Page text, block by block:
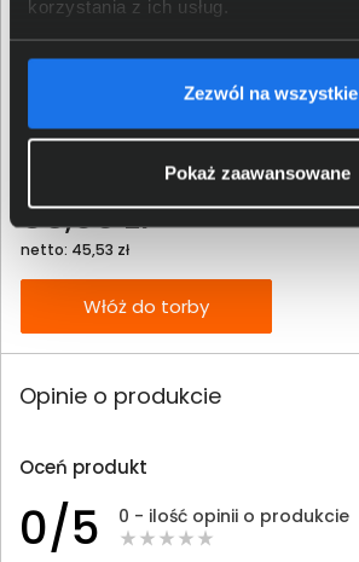
korzystania z ich usług.
Zezwól na wszystkie
Pokaż zaawansowane
56,00 zł
netto: 45,53 zł
Włóż do torby
Opinie o produkcie
Oceń produkt
0/5 0 - ilość opinii o produkcie